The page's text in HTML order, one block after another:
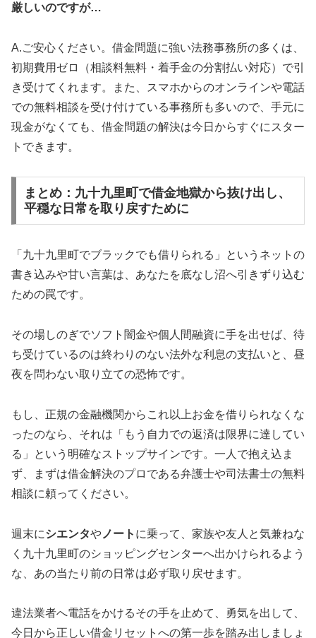
厳しいのですが…
A.ご安心ください。借金問題に強い法務事務所の多くは、
初期費用ゼロ（相談料無料・着手金の分割払い対応）で引
き受けてくれます。また、スマホからのオンラインや電話
での無料相談を受け付けている事務所も多いので、手元に
現金がなくても、借金問題の解決は今日からすぐにスター
トできます。
まとめ：九十九里町で借金地獄から抜け出し、
平穏な日常を取り戻すために
「九十九里町でブラックでも借りられる」というネットの
書き込みや甘い言葉は、あなたを底なし沼へ引きずり込む
ための罠です。
その場しのぎでソフト闇金や個人間融資に手を出せば、待
ち受けているのは終わりのない法外な利息の支払いと、昼
夜を問わない取り立ての恐怖です。
もし、正規の金融機関からこれ以上お金を借りられなくな
ったのなら、それは「もう自力での返済は限界に達してい
る」という明確なストップサインです。一人で抱え込ま
ず、まずは借金解決のプロである弁護士や司法書士の無料
相談に頼ってください。
週末にシエンタや ノート に乗って、家族や友人と気兼ねな
く九十九里町のショッピングセンターへ出かけられるよう
な、あの当たり前の日常は必ず取り戻せます。
違法業者へ電話をかけるその手を止めて、勇気を出して、
今日から正しい借金リセットへの第一歩を踏み出しましょ